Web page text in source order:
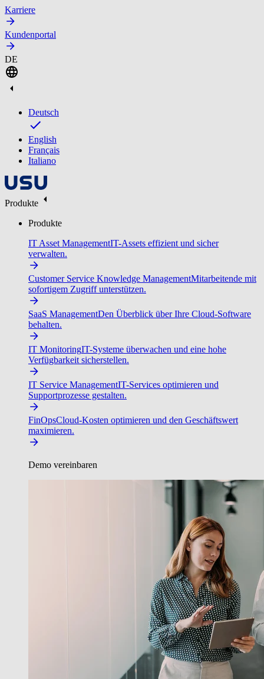
Karriere
Kundenportal
DE
Deutsch
English
Français
Italiano
Produkte
Produkte
IT Asset ManagementIT-Assets effizient und sicher
verwalten.
Customer Service Knowledge ManagementMitarbeitende mit
sofortigem Zugriff unterstützen.
SaaS ManagementDen Überblick über Ihre Cloud-Software
behalten.
IT MonitoringIT-Systeme überwachen und eine hohe
Verfügbarkeit sicherstellen.
IT Service ManagementIT-Services optimieren und
Supportprozesse gestalten.
FinOpsCloud-Kosten optimieren und den Geschäftswert
maximieren.
Demo vereinbaren